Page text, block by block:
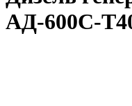
АД-600С-